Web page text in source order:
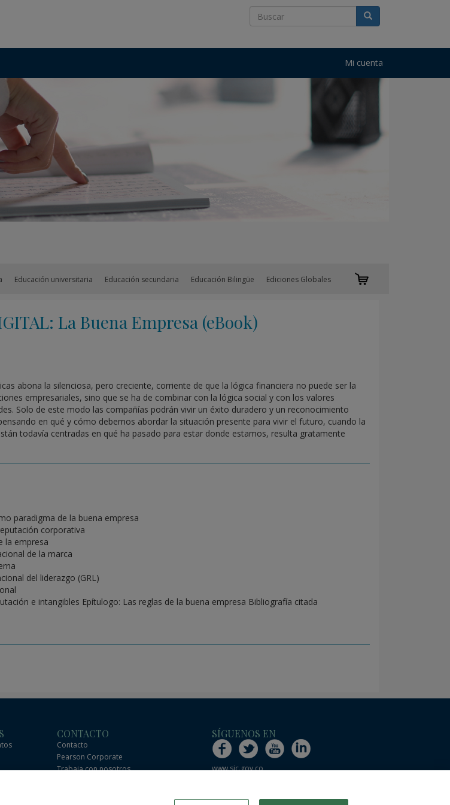
Mi cuenta
Educación universitaria Educación secundaria Educación Bilingüe Ediciones Globales
La Buena Empresa (eBook)
abona la silenciosa, pero creciente, corriente de que la lógica financiera no puede ser la
empresariales, sino que se ha de combinar con la lógica social y con los valores
Solo de este modo las compañías podrán vivir un éxito duradero y un reconocimiento
en qué y cómo debemos abordar la situación presente para vivir el futuro, cuando la
todavía centradas en qué ha pasado para estar donde estamos, resulta gratamente
paradigma de la buena empresa
corporativa
la empresa
de la marca
del liderazgo (GRL)
e intangibles Epítulogo: Las reglas de la buena empresa Bibliografía citada
CONTACTO
Contacto
Pearson Corporate
Trabaja con nosotros
SÍGUENOS EN
www.sic.gov.co